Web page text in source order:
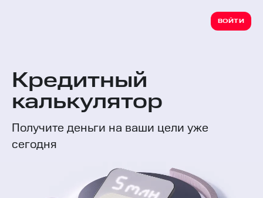
ВОЙТИ
Кредитный
калькулятор
Получите деньги на ваши цели уже
сегодня